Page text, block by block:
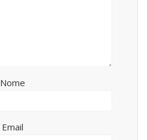
Nome
Email